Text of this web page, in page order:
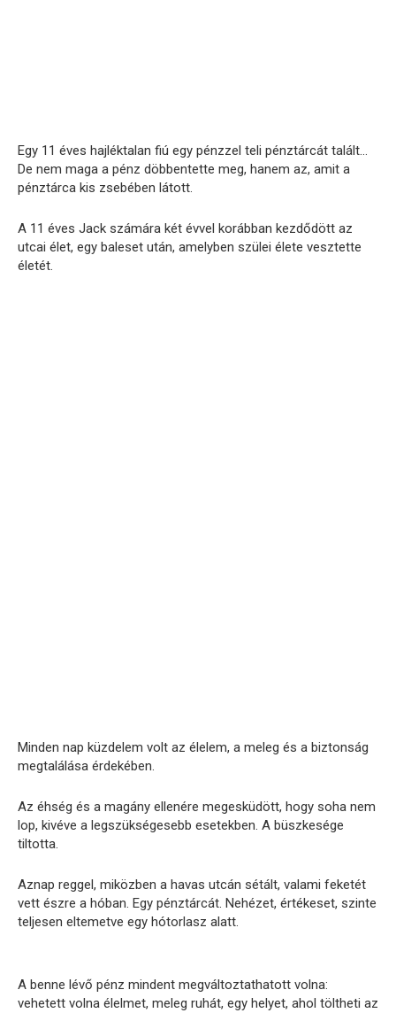
Egy 11 éves hajléktalan fiú egy pénzzel teli pénztárcát talált…
De nem maga a pénz döbbentette meg, hanem az, amit a
pénztárca kis zsebében látott.
A 11 éves Jack számára két évvel korábban kezdődött az
utcai élet, egy baleset után, amelyben szülei élete vesztette
életét.
Minden nap küzdelem volt az élelem, a meleg és a biztonság
megtalálása érdekében.
Az éhség és a magány ellenére megesküdött, hogy soha nem
lop, kivéve a legszükségesebb esetekben. A büszkesége
tiltotta.
Aznap reggel, miközben a havas utcán sétált, valami feketét
vett észre a hóban. Egy pénztárcát. Nehézet, értékeset, szinte
teljesen eltemetve egy hótorlasz alatt.
A benne lévő pénz mindent megváltoztathatott volna:
vehetett volna élelmet, meleg ruhát, egy helyet, ahol töltheti az